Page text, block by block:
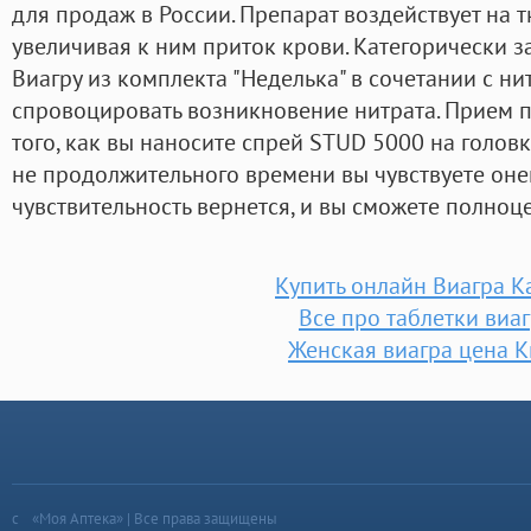
для продаж в России. Препарат воздействует на
увеличивая к ним приток крови. Категорически
Виагру из комплекта "Неделька" в сочетании с
спровоцировать возникновение нитрата. Прием
того, как вы наносите спрей STUD 5000 на
не продолжительного времени вы чувствуете
чувствительность вернется, и вы сможете
Купить онлайн Виагра
Все про таблетки
Женская виагра цена
«Моя Аптека» | Все права защищены